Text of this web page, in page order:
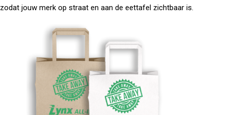
zodat jouw merk op straat en aan de eettafel zichtbaar is.